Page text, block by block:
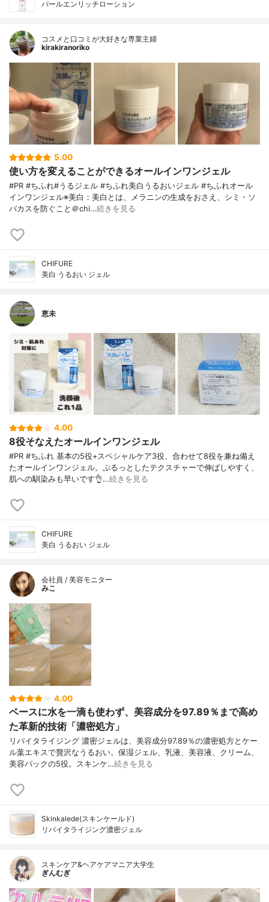
パールエンリッチローション
コスメと口コミが大好きな専業主婦
kirakiranoriko
5.00
使い方を変えることができるオールインワンジェル
#PR #ちふれ#うるジェル #ちふれ美白うるおいジェル #ちふれオール
インワンジェル※美白：美白とは、メラニンの生成をおさえ、シミ・ソ
バカスを防ぐこと＠chi…続きを見る
CHIFURE
美白 うるおい ジェル
恵未
4.00
8役そなえたオールインワンジェル
#PR #ちふれ 基本の5役+スペシャルケア3役、合わせて8役を兼ね備え
たオールインワンジェル。ぷるっとしたテクスチャーで伸ばしやすく、
肌への馴染みも早いです👌…続きを見る
CHIFURE
美白 うるおい ジェル
会社員 / 美容モニター
みこ
4.00
ベースに水を一滴も使わず、美容成分を97.89％まで高め
た革新的技術「濃密処方」
リバイタライジング 濃密ジェルは、美容成分97.89％の濃密処方とケー
ル葉エキスで贅沢なうるおい。保湿ジェル、乳液、美容液、クリーム、
美容パックの5役。スキンケ…続きを見る
Skinkalede(スキンケールド)
リバイタライジング濃密ジェル
スキンケア&ヘアケアマニア大学生
ぎんむぎ